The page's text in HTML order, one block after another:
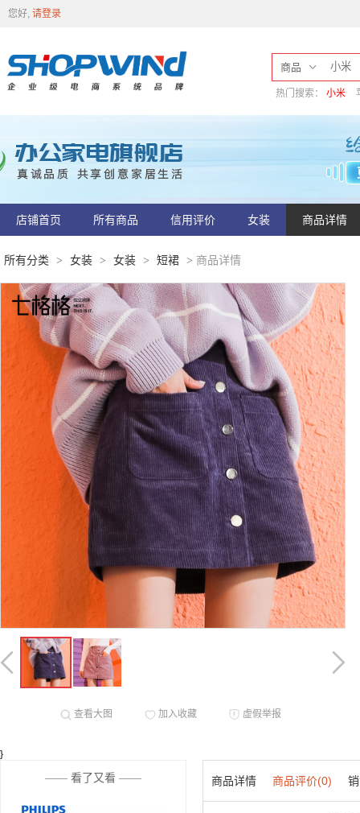
您好, 请登录
商品
热门搜索： 小米
店铺首页 所有商品 信用评价 女装 商品详情
所有分类 > 女装 > 女装 > 短裙 > 商品详情
查看大图 加入收藏 虚假举报
}
—— 看了又看 —— 商品详情 商品评价(0)